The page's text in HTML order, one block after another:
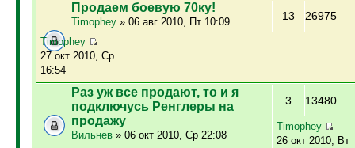
Продаем боевую 70ку!
Timophey» 06 авг 2010, Пт 10:09 13 26975
Timophey
27 окт 2010, Ср
16:54
Раз уж все продают, то и я
подключусь Ренглеры на
продажу
Вильнев» 06 окт 2010, Ср 22:08
3 13480
Timophey
26 окт 2010, Вт